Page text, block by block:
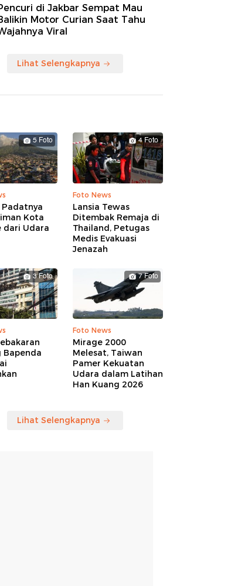
di Jakbar Sempat Mau
Motor Curian Saat Tahu
Viral
Lihat Selengkapnya
5 Foto
Kota
dari Udara
4 Foto
Foto News
Lansia Tewas
Ditembak Remaja di
Thailand, Petugas
Medis Evakuasi
Jenazah
3 Foto
Bapenda
7 Foto
Foto News
Mirage 2000
Melesat, Taiwan
Pamer Kekuatan
Udara dalam Latihan
Han Kuang 2026
Lihat Selengkapnya